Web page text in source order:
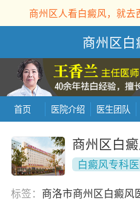
商州区人看白癜风，就去
商州区
首页 医院介绍 医生团队
商州区白
白癜风专科
标签： 商洛市商州区白癜风